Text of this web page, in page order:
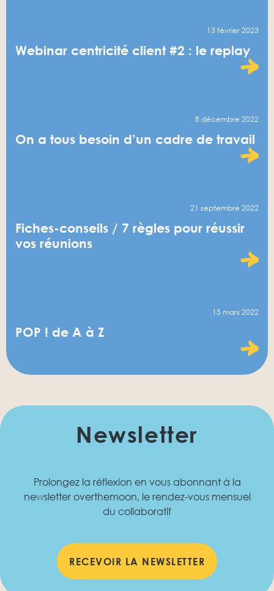
Webinar centricité client #2 : le replay
13 février 2023
On a tous besoin d’un cadre de travail
8 décembre 2022
Fiches-conseils / 7 règles pour réussir
vos réunions
21 septembre 2022
POP ! de A à Z
15 mars 2022
Newsletter
Prolongez la réflexion en vous abonnant à la
newsletter overthemoon, le rendez-vous mensuel
du collaboratif
RECEVOIR LA NEWSLETTER